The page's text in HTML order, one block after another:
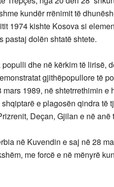
kundër rrënimit të
1974 kishte Kosova si
pastaj dolën shtatë shtete.
dhe në kërkim të lirisë,
gjithëpopullore të
1989, në shtetrrethimin e
e plagosën qindra të
Deçan, Gjilan e në anë
në Kuvendin e saj në 28
me forcë e në mënyrë